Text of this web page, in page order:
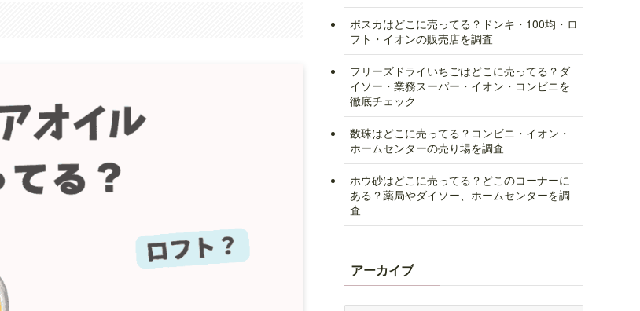
ポスカはどこに売ってる？ドンキ・100均・ロ
フト・イオンの販売店を調査
フリーズドライいちごはどこに売ってる？ダ
イソー・業務スーパー・イオン・コンビニを
徹底チェック
数珠はどこに売ってる？コンビニ・イオン・
ホームセンターの売り場を調査
ホウ砂はどこに売ってる？どこのコーナーに
ある？薬局やダイソー、ホームセンターを調
査
アーカイブ